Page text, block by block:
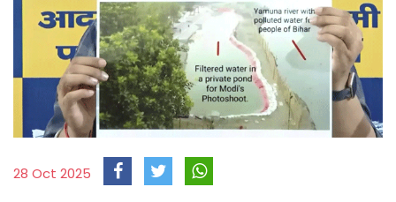
28 Oct 2025